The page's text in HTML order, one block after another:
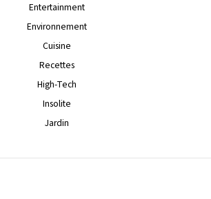
Entertainment
Environnement
Cuisine
Recettes
High-Tech
Insolite
Jardin